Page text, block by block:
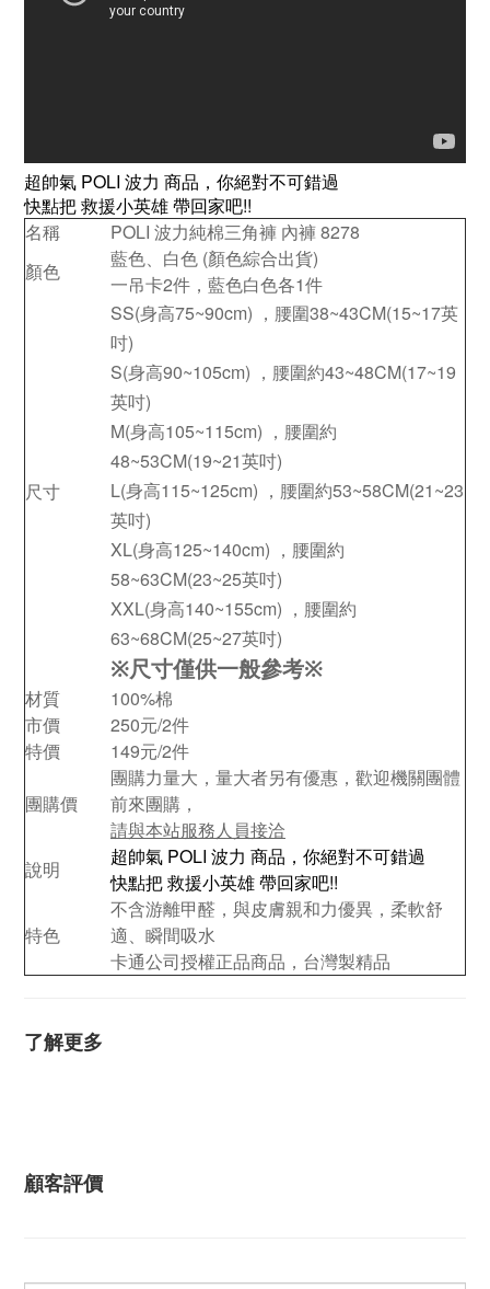
超帥氣 POLI 波力 商品，你絕對不可錯過
快點把 救援小英雄 帶回家吧!!
名稱
POLI 波力純棉三角褲 內褲 8278
顏色
藍色、白色 (顏色綜合出貨)
一吊卡2件，藍色白色各1件
尺寸
SS(身高75~90cm) ，腰圍38~43CM(15~17英
吋)
S(身高90~105cm) ，腰圍約43~48CM(17~19
英吋)
M(身高105~115cm) ，腰圍約
48~53CM(19~21英吋)
L(身高115~125cm) ，腰圍約53~58CM(21~23
英吋)
XL(身高125~140cm) ，腰圍約
58~63CM(23~25英吋)
XXL(身高140~155cm) ，腰圍約
63~68CM(25~27英吋)
※尺寸僅供一般參考※
材質
100%棉
市價
250元/2件
特價
149元/2件
團購價
團購力量大，量大者另有優惠，歡迎機關團體
前來團購，
請與本站服務人員接洽
說明
超帥氣 POLI 波力 商品，你絕對不可錯過
快點把 救援小英雄 帶回家吧!!
特色
不含游離甲醛，與皮膚親和力優異，柔軟舒
適、瞬間吸水
卡通公司授權正品商品，台灣製精品
了解更多
顧客評價